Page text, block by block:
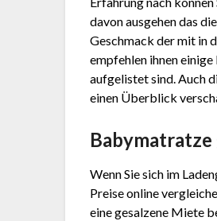
davon ausgehen das
Geschmack der mit in
empfehlen ihnen
aufgelistet sind. Auch
einen Überblick
Wenn Sie sich im
Preise online
eine gesalzene Miete